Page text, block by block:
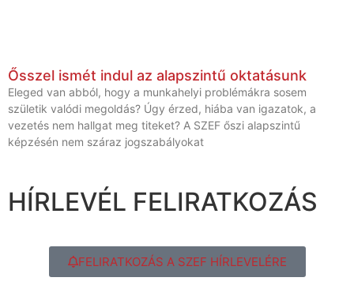
Ősszel ismét indul az alapszintű oktatásunk
Eleged van abból, hogy a munkahelyi problémákra sosem
születik valódi megoldás? Úgy érzed, hiába van igazatok, a
vezetés nem hallgat meg titeket? A SZEF őszi alapszintű
képzésén nem száraz jogszabályokat
HÍRLEVÉL FELIRATKOZÁS
FELIRATKOZÁS A SZEF HÍRLEVELÉRE